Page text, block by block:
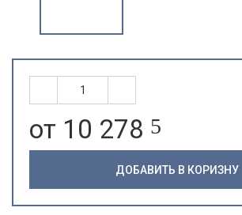
от 10 278 5
ДОБАВИТЬ В КОРИЗНУ